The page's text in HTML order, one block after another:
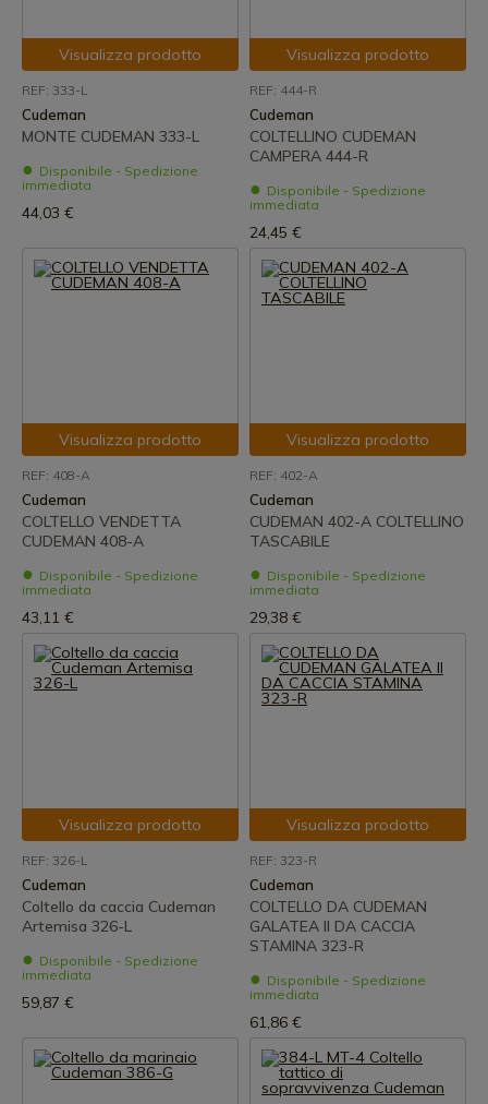
Visualizza prodotto
REF: 333-L
Cudeman
MONTE CUDEMAN 333-L
Disponibile - Spedizione
immediata
44,03 €
Visualizza prodotto
REF: 444-R
Cudeman
COLTELLINO CUDEMAN
CAMPERA 444-R
Disponibile - Spedizione
immediata
24,45 €
Visualizza prodotto
REF: 408-A
Cudeman
COLTELLO VENDETTA
CUDEMAN 408-A
Disponibile - Spedizione
immediata
43,11 €
Visualizza prodotto
REF: 402-A
Cudeman
CUDEMAN 402-A COLTELLINO
TASCABILE
Disponibile - Spedizione
immediata
29,38 €
Visualizza prodotto
REF: 326-L
Cudeman
Coltello da caccia Cudeman
Artemisa 326-L
Disponibile - Spedizione
immediata
59,87 €
Visualizza prodotto
REF: 323-R
Cudeman
COLTELLO DA CUDEMAN
GALATEA II DA CACCIA
STAMINA 323-R
Disponibile - Spedizione
immediata
61,86 €